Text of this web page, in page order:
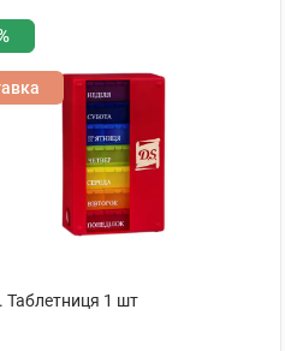
Таблетниця 1 шт